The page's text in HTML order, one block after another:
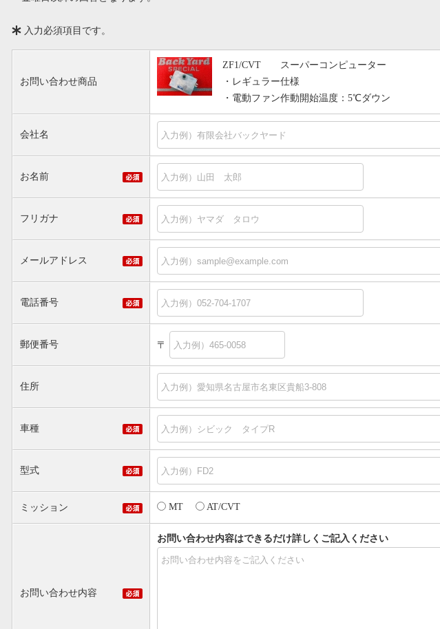
入力必須項目です。
お問い合わせ商品
ZF1/CVT スーパーコンピューター
・レギュラー仕様
・電動ファン作動開始温度：5℃ダウン
会社名
お名前
フリガナ
メールアドレス
電話番号
郵便番号 〒
住所
車種
型式
ミッション MT AT/CVT
お問い合わせ内容
お問い合わせ内容はできるだけ詳しくご記入ください